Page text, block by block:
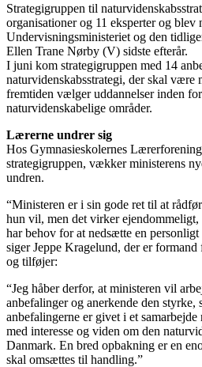
Strategigruppen til
organisationer og 11 eksperter og blev
Undervisningsministeriet og den
Ellen Trane Nørby (V) sidste efterår.
I juni kom strategigruppen med 14
naturvidenskabsstrategi, der skal være
fremtiden vælger uddannelser inden
naturvidenskabelige områder.
Lærerne undrer sig
Hos Gymnasieskolernes
strategigruppen, vækker ministerens
undren.
“Ministeren er i sin gode ret til at
hun vil, men det virker ejendommeligt,
har behov for at nedsætte en
siger Jeppe Kragelund, der er formand
og tilføjer:
“Jeg håber derfor, at ministeren vil
anbefalinger og anerkende den styrke,
anbefalingerne er givet i et
med interesse og viden om den
Danmark. En bred opbakning er en
skal omsættes til handling.”